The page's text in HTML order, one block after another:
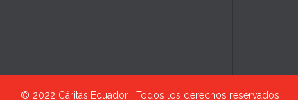
© 2022 Cáritas Ecuador | Todos los derechos reservados